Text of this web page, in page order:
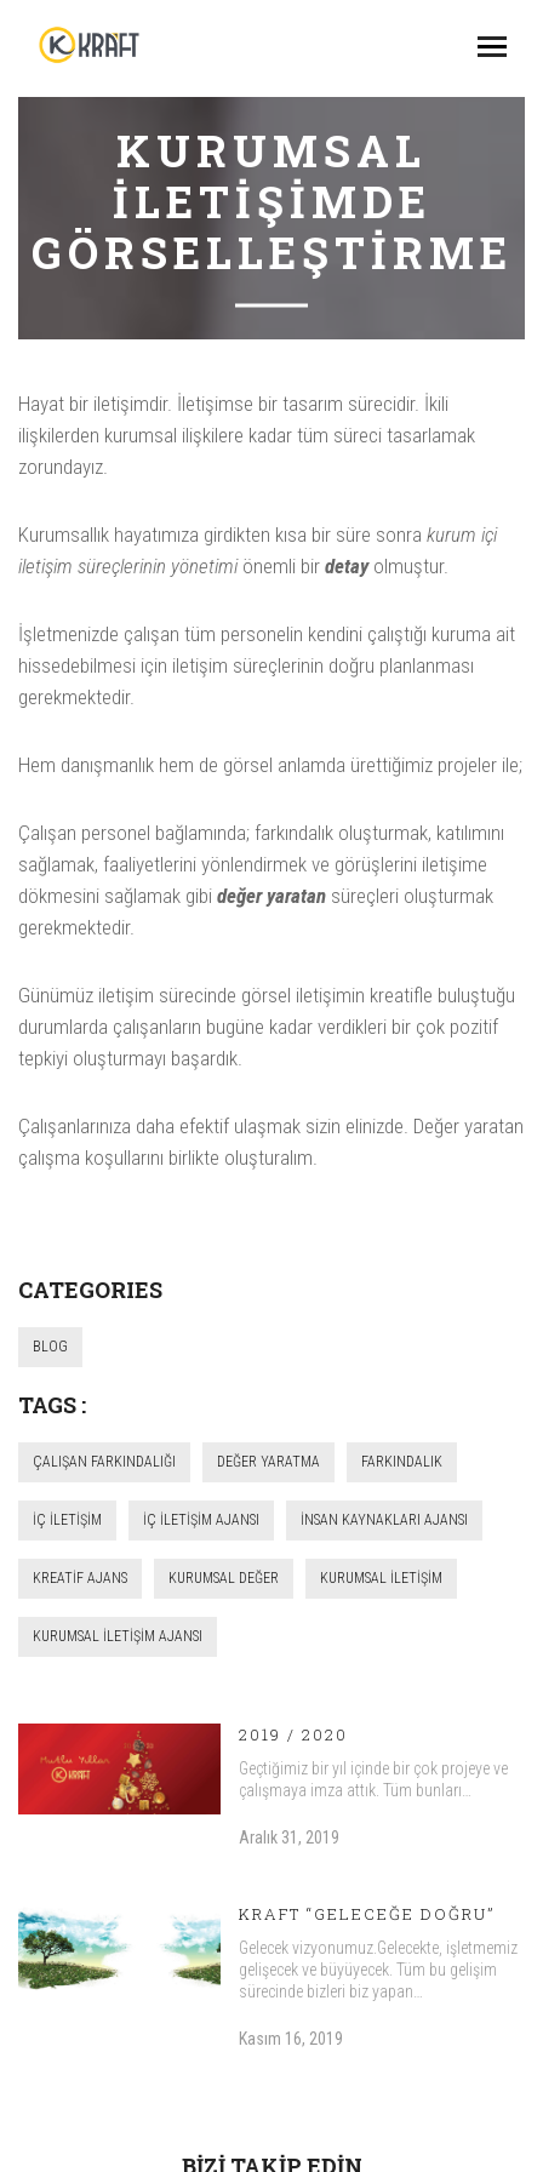
KURUMSAL
İLETIŞIMDE
GÖRSELLEŞTIRME
Hayat bir iletişimdir. İletişimse bir tasarım sürecidir. İkili
ilişkilerden kurumsal ilişkilere kadar tüm süreci tasarlamak
zorundayız.
Kurumsallık hayatımıza girdikten kısa bir süre sonra kurum içi
iletişim süreçlerinin yönetimiönemli bir detayolmuştur.
İşletmenizde çalışan tüm personelin kendini çalıştığı kuruma ait
hissedebilmesi için iletişim süreçlerinin doğru planlanması
gerekmektedir.
Hem danışmanlık hem de görsel anlamda ürettiğimiz projeler ile;
Çalışan personel bağlamında; farkındalık oluşturmak, katılımını
sağlamak, faaliyetlerini yönlendirmek ve görüşlerini iletişime
dökmesini sağlamak gibi değer yaratan süreçleri oluşturmak
gerekmektedir.
Günümüz iletişim sürecinde görsel iletişimin kreatifle buluştuğu
durumlarda çalışanların bugüne kadar verdikleri bir çok pozitif
tepkiyi oluşturmayı başardık.
Çalışanlarınıza daha efektif ulaşmak sizin elinizde. Değer yaratan
çalışma koşullarını birlikte oluşturalım.
CATEGORIES
BLOG
TAGS :
ÇALIŞAN FARKINDALIĞI DEĞER YARATMA FARKINDALIK
IÇ ILETIŞIM IÇ ILETIŞIM AJANSI INSAN KAYNAKLARI AJANSI
KREATIF AJANS KURUMSAL DEĞER KURUMSAL ILETIŞIM
KURUMSAL ILETIŞIM AJANSI
2019 / 2020
Geçtiğimiz bir yıl içinde bir çok projeye ve
çalışmaya imza attık. Tüm bunları…
Aralık 31, 2019
KRAFT “GELECEĞE DOĞRU”
Gelecek vizyonumuz.Gelecekte, işletmemiz
gelişecek ve büyüyecek. Tüm bu gelişim
sürecinde bizleri biz yapan…
Kasım 16, 2019
BIZI TAKIP EDIN